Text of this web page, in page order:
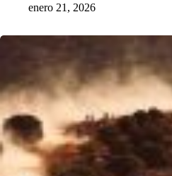
enero 21, 2026